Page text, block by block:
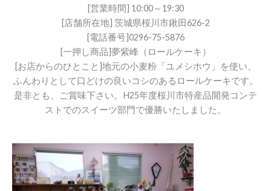
[営業時間] 10:00～19:30
[店舗所在地] 茨城県桜川市鍬田626-2
[電話番号]0296-75-5876
[一押し商品]夢紫峰（ロールケーキ）
[お店からのひとこと]地元の小麦粉「ユメシホウ」を使い、
ふんわりとして口どけの良いコシのあるロールケーキです。
是非とも、ご賞味下さい。H25年度桜川市特産品開発コンテ
ストでのスイーツ部門で優勝いたしました。